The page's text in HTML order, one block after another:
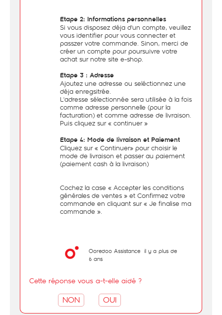
Etape 2: Informations personnelles
Si vous disposez déja d'un compte, veuillez
vous identifier pour vous connecter et
passzer votre commande. Sinon, merci de
créer un compte pour poursuivre votre
achat sur notre site e-shop.
Etape 3 : Adresse
Ajoutez une adresse ou seléctionnez une
déja enregsitrée.
L'adresse sélectionnée sera utilisée à la fois
comme adresse personnelle (pour la
facturation) et comme adresse de livraison.
Puis cliquez sur « continuer »
Etape 4: Mode de livraison et Paiement
Cliquez sur « Continuer» pour choisir le
mode de livraison et passer au paiement
(paiement cash à la livraison)
Cochez la case « Accepter les conditions
générales de ventes » et Confirmez votre
commande en cliquant sur « Je finalise ma
commande ».
Ooredoo Assistance il y a plus de
6 ans
Cette réponse vous a-t-elle aidé ?
NON OUI